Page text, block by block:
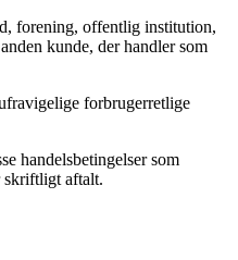
forening, offentlig institution,
kunde, der handler som
forbrugerretlige
handelsbetingelser som
skriftligt aftalt.